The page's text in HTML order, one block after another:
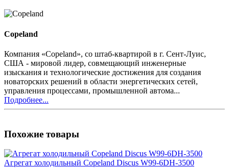
Copeland
Компания «Copeland», со штаб-квартирой в г. Сент-Луис,
США - мировой лидер, совмещающий инженерные
изыскания и технологические достижения для создания
новаторских решений в области энергетических сетей,
управления процессами, промышленной автома...
Подробнее...
Похожие товары
Агрегат холодильный Copeland Discus W99-6DH-3500